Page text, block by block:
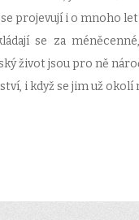
projevují i o mnoho
se za
život jsou pro ně
i když se jim už okolí